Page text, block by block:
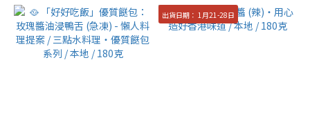
出貨日期： 1月21-28日